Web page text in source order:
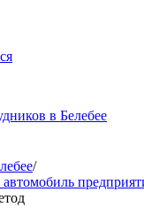
в Белебее
/
автомобиль